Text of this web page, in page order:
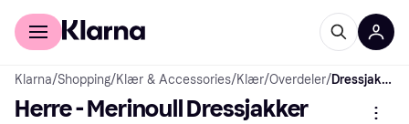
For kunder
Klarna/Shopping/Klær & Accessories/Klær/Overdeler/ Dressjakker
Herre - Merinoull Dressjakker